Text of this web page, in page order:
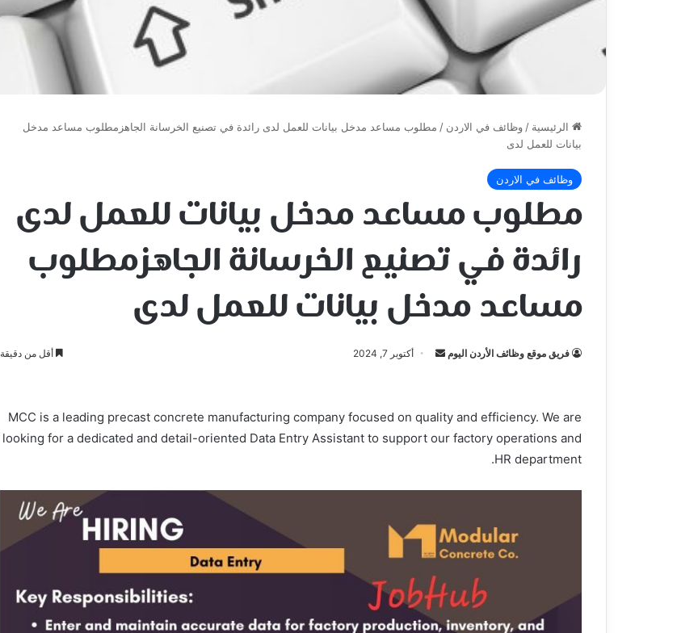
الرئيسية / وظائف في الاردن / مطلوب مساعد مدخل بيانات للعمل لدى رائدة في تصنيع الخرسانة الجاهزمطلوب مساعد مدخل
بيانات للعمل لدى
وظائف في الاردن
مطلوب مساعد مدخل بيانات للعمل لدى
رائدة في تصنيع الخرسانة الجاهزمطلوب
مساعد مدخل بيانات للعمل لدى
فريق موقع وظائف الأردن اليوم
أرسل أكتوبر 7, 2024 أقل من دقيقة
MCC is a leading precast concrete manufacturing company focused on quality and efficiency. We are
looking for a dedicated and detail-oriented Data Entry Assistant to support our factory operations and
HR department.